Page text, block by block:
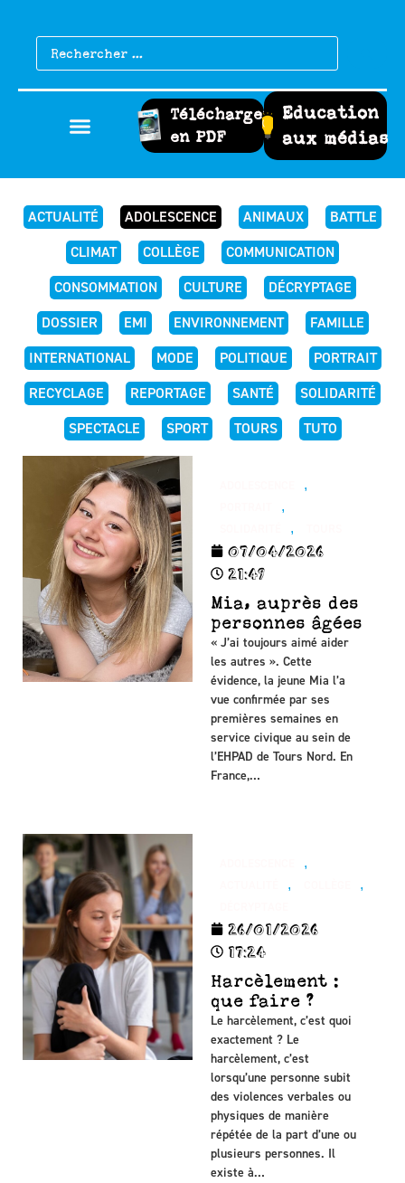
Télécharger
en PDF
Education
aux médias
ACTUALITÉ ADOLESCENCE ANIMAUX
BATTLE
CLIMAT
COLLÈGE
COMMUNICATION
CONSOMMATION
CULTURE
DÉCRYPTAGE
DOSSIER
EMI ENVIRONNEMENT
FAMILLE
INTERNATIONAL
MODE POLITIQUE
PORTRAIT
RECYCLAGE
REPORTAGE SANTÉ
SOLIDARITÉ
SPECTACLE
SPORT TOURS TUTO
,
,
,
07/04/2026
21:49
Mia, auprès des
personnes âgées
« J’ai toujours aimé aider
les autres ». Cette
évidence, la jeune Mia l’a
vue confirmée par ses
premières semaines en
service civique au sein de
l’EHPAD de Tours Nord. En
France,…
,
,
,
26/01/2026
17:24
Harcèlement :
que faire ?
Le harcèlement, c’est quoi
exactement ? Le
harcèlement, c’est
lorsqu’une personne subit
des violences verbales ou
physiques de manière
répétée de la part d’une ou
plusieurs personnes. Il
existe à…